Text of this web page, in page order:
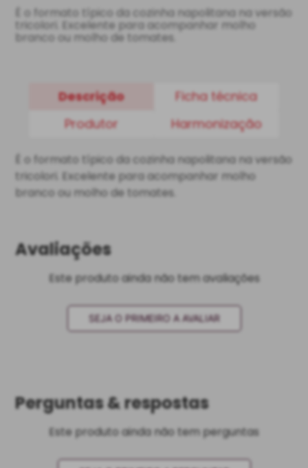
É o formato típico da cozinha napolitana na versão
tricolori. Excelente para acompanhar molho
branco ou molho de tomates.
Descrição
Ficha técnica
Produtor
Harmonização
É o formato típico da cozinha napolitana na versão
tricolori. Excelente para acompanhar molho
branco ou molho de tomates.
Avaliações
Este produto ainda não tem avaliações
SEJA O PRIMEIRO A AVALIAR
Perguntas & respostas
Este produto ainda não tem perguntas